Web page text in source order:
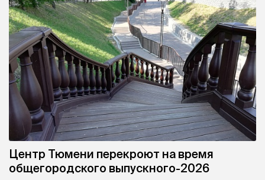
Центр Тюмени перекроют на время
общегородского выпускного-2026